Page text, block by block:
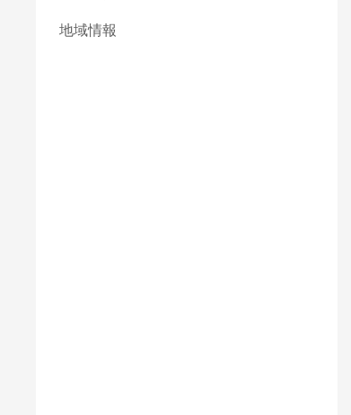
地域情報